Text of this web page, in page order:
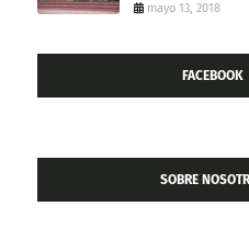
mayo 13, 2018
FACEBOOK
SOBRE